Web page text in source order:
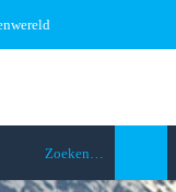
Zoeken…